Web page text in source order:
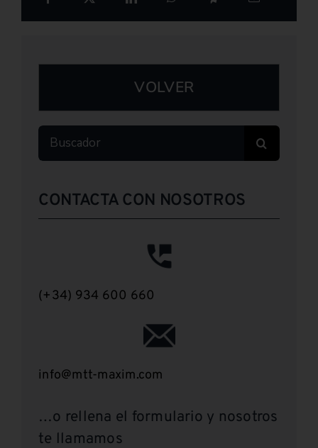
VOLVER
Buscar:
CONTACTA CON NOSOTROS
(+34) 934 600 660
info@mtt-maxim.com
…o rellena el formulario y nosotros
te llamamos